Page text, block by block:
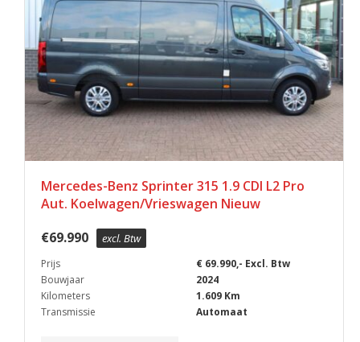
Mercedes-Benz Sprinter 315 1.9 CDI L2 Pro
Aut. Koelwagen/Vrieswagen Nieuw
€69.990 excl. Btw
Prijs
€ 69.990,- Excl. Btw
Bouwjaar
2024
Kilometers
1.609 Km
Transmissie
Automaat